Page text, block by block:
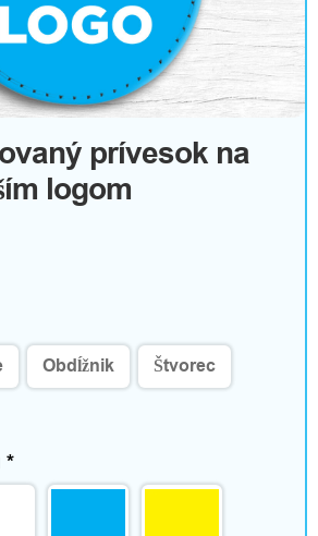
prívesok na
logom
Obdĺžnik Štvorec
*